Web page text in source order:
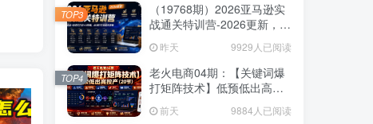
（19768期）2026亚马逊实
战通关特训营-2026更新，多
维选品+渐进式打法+AI应
用，从0到1打造盈利店铺
昨天 9929人已阅读
TOP3
老火电商04期：【关键词爆
打矩阵技术】低预低出高投
产（20节）
前天 9884人已阅读
TOP4